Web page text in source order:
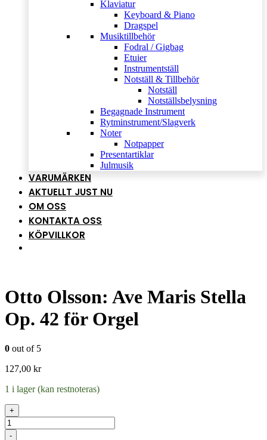
Klaviatur
Keyboard & Piano
Dragspel
Musiktillbehör
Fodral / Gigbag
Etuier
Instrumentställ
Notställ & Tillbehör
Notställ
Notställsbelysning
Begagnade Instrument
Rytminstrument/Slagverk
Noter
Notpapper
Presentartiklar
Julmusik
VARUMÄRKEN
AKTUELLT JUST NU
OM OSS
KONTAKTA OSS
KÖPVILLKOR
Otto Olsson: Ave Maris Stella
Op. 42 för Orgel
0 out of 5
127,00 kr
1 i lager (kan restnoteras)
+
Antal
-